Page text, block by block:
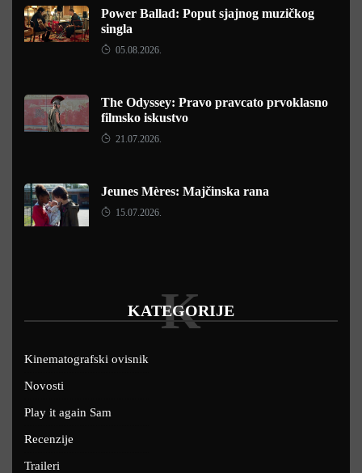
Power Ballad: Poput sjajnog muzičkog
singla
05.08.2026.
The Odyssey: Pravo pravcato prvoklasno
filmsko iskustvo
21.07.2026.
Jeunes Mères: Majčinska rana
15.07.2026.
KATEGORIJE
K
Kinematografski ovisnik
Novosti
Play it again Sam
Recenzije
Traileri